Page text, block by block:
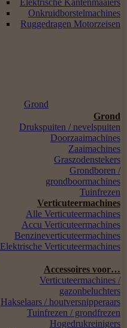
Elektrische Kantenmaaiers
Onkruidborstelmachines
Ruggedragen Motorzeisen
Grond
Grond
Drukspuiten / nevelspuiten
Doorzaaimachines
Zaaimachines
Graszodenstekers
Grondboren /
grondboormachines
Tuinfrezen
Verticuteermachines
Alle Verticuteermachines
Accu Verticuteermachines
Benzineverticuteermachines
Elektrische Verticuteermachines
Accessoires voor…
Verticuteermachines /
gazonbeluchters
Hakselaars / houtversnipperaars
Tuinfrezen / grondfrezen
Hogedrukreinigers